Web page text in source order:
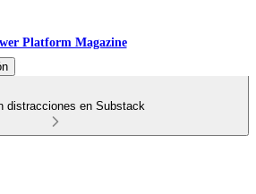
Platform Magazine
distracciones en Substack